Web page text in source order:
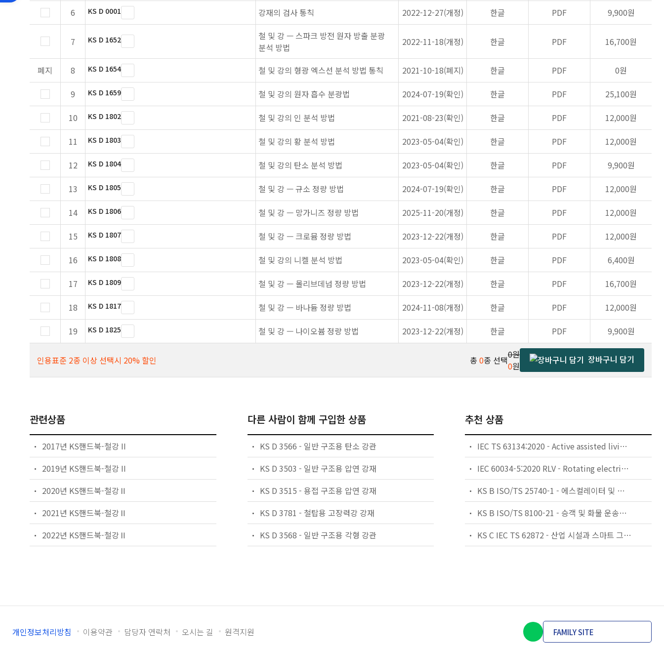
6 KS D 0001 강재의 검사 통칙 2022-12-27(개정) 한글 PDF 9,900원
7 KS D 1652
철 및 강 — 스파크 방전 원자 방출 분광
분석 방법
2022-11-18(개정) 한글 PDF 16,700원
폐지 8 KS D 1654 철 및 강의 형광 엑스선 분석 방법 통칙 2021-10-18(폐지) 한글 PDF
0원
9
KS D 1659 철 및 강의 원자 흡수 분광법 2024-07-19(확인) 한글 PDF
25,100원
10
KS D 1802 철 및 강의 인 분석 방법 2021-08-23(확인) 한글 PDF
12,000원
11
KS D 1803 철 및 강의 황 분석 방법 2023-05-04(확인) 한글 PDF
12,000원
12
KS D 1804 철 및 강의 탄소 분석 방법 2023-05-04(확인) 한글 PDF
9,900원
13
KS D 1805 철 및 강 — 규소 정량 방법 2024-07-19(확인) 한글 PDF
12,000원
14
KS D 1806 철 및 강 — 망가니즈 정량 방법 2025-11-20(개정) 한글 PDF
12,000원
15
KS D 1807 철 및 강 — 크로뮴 정량 방법 2023-12-22(개정) 한글 PDF
12,000원
16
KS D 1808 철 및 강의 니켈 분석 방법 2023-05-04(확인) 한글 PDF
6,400원
17
KS D 1809 철 및 강 — 몰리브데넘 정량 방법 2023-12-22(개정) 한글 PDF
16,700원
18
KS D 1817 철 및 강 — 바나듐 정량 방법 2024-11-08(개정) 한글 PDF
12,000원
19
KS D 1825 철 및 강 — 나이오븀 정량 방법 2023-12-22(개정) 한글 PDF 9,900원
인용표준 2종 이상 선택시 20% 할인 총 0종 선택0원
0원
장바구니 담기
관련상품
2017년 KS핸드북-철강 II
2019년 KS핸드북-철강 II
2020년 KS핸드북-철강Ⅱ
2021년 KS핸드북-철강Ⅱ
2022년 KS핸드북-철강Ⅱ
다른 사람이 함께 구입한 상품
KS D 3566 - 일반 구조용 탄소 강관
KS D 3503 - 일반 구조용 압연 강재
KS D 3515 - 용접 구조용 압연 강재
KS D 3781 - 철탑용 고장력강 강재
KS D 3568 - 일반 구조용 각형 강관
추천 상품
IEC TS 63134:2020 - Active assisted living (AAL) use cases
IEC 60034-5:2020 RLV - Rotating electrical machines - Part 5: Degrees of protection provided by the integral design of rotating electrical machines (IP code) - Classification
KS B ISO/TS 25740-1 - 에스컬레이터 및 무빙워크에 대한 안전요건 — 제1부: 세계공통 필수 안전요건(GESRs)
KS B ISO/TS 8100-21 - 승객 및 화물 운송용 엘리베이터 —제21부: 세계공통 필수안전요건(GESRs)을 충족하는 세계공통 안전 파라미터(GSPs)
KS C IEC TS 62872 - 산업 시설과 스마트 그리드 사이의 산업 공정 측정, 제어 및 자동화 시스템 인터페이스
개인정보처리방침 이용약관 담당자 연락처 오시는 길 원격지원 FAMILY SITE